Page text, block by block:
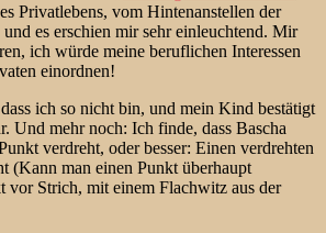
Privatlebens, vom Hintenanstellen der
es erschien mir sehr einleuchtend. Mir
ich würde meine beruflichen Interessen
einordnen!
ich so nicht bin, und mein Kind bestätigt
Und mehr noch: Ich finde, dass Bascha
verdreht, oder besser: Einen verdrehten
(Kann man einen Punkt überhaupt
vor Strich, mit einem Flachwitz aus der